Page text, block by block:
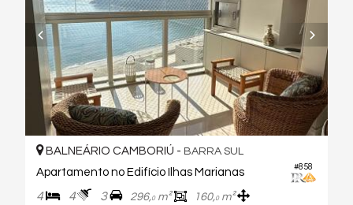
#858
BALNEÁRIO CAMBORIÚ - BARRA SUL
Apartamento no Edifício Ilhas Marianas
4 4 3 296,0m² 160,0m²